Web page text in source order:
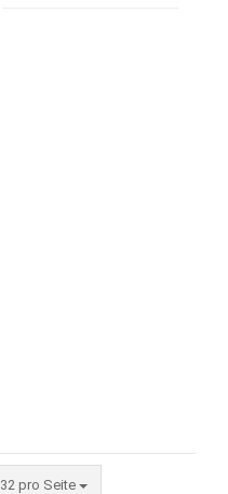
32 pro Seite